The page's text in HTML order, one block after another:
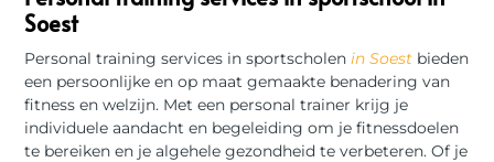
Soest
Personal training services in sportscholenin Soest bieden
een persoonlijke en op maat gemaakte benadering van
fitness en welzijn. Met een personal trainer krijg je
individuele aandacht en begeleiding om je fitnessdoelen
te bereiken en je algehele gezondheid te verbeteren. Of je